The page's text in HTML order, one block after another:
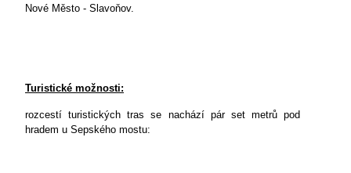
Nové Město - Slavoňov.
Turistické možnosti:
rozcestí turistických tras se nachází pár set metrů pod
hradem u Sepského mostu: